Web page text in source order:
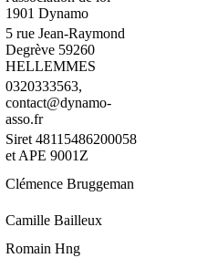
1901 Dynamo
5 rue Jean-Raymond
Degrève 59260
HELLEMMES
0320333563,
contact@dynamo-
asso.fr
Siret 48115486200058
et APE 9001Z
Clémence Bruggeman
Camille Bailleux
Romain Hng